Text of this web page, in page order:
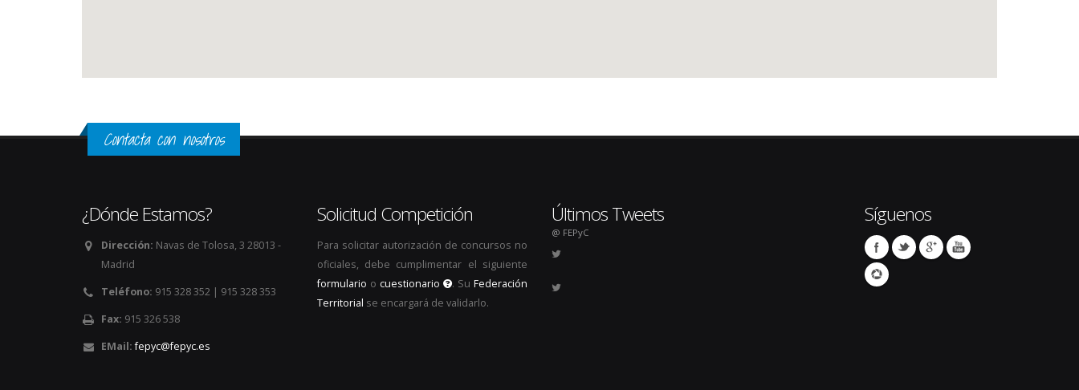
Contacta con nosotros
¿Dónde Estamos?
Dirección: Navas de Tolosa, 3 28013 -
Madrid
Teléfono: 915 328 352 | 915 328 353
Fax: 915 326 538
EMail: fepyc@fepyc.es
Solicitud Competición
Para solicitar autorización de concursos no
oficiales, debe cumplimentar el siguiente
formulario o cuestionario . SuFederación
Territorial se encargará de validarlo.
Últimos Tweets
@ FEPyC
Síguenos